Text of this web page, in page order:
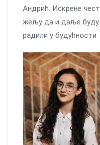
Андрић. Искрене
жељу да и даље буду
радили у будућности